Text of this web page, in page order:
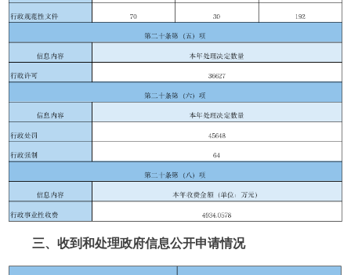
三、收到和处理政府信息公开申请情况